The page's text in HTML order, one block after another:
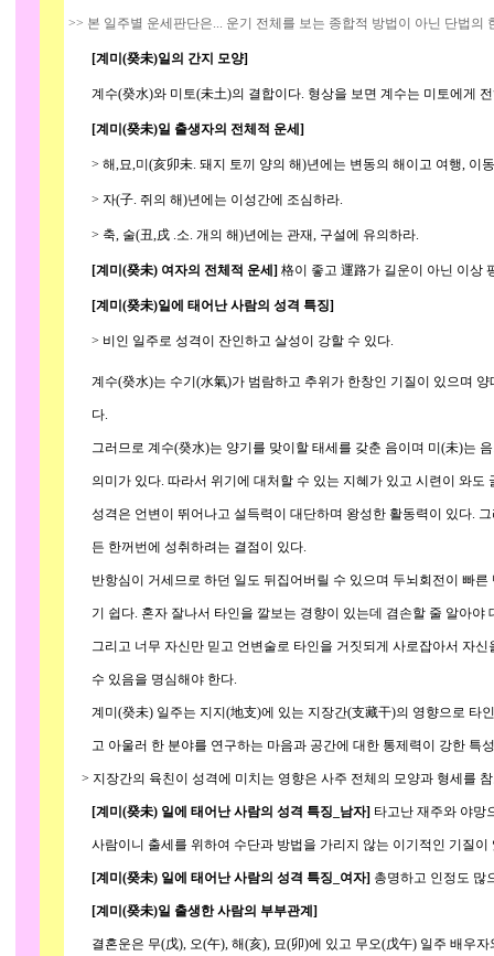
>> 본 일주별 운세판단은... 운기 전체를 보는 종합적 방법이 아닌 단법의
[계미(癸未)일의 간지 모양]
계수(癸水)와 미토(未土)의 결합이다. 형상을 보면 계수는 미토에게 전
[계미(癸未)일 출생자의 전체적 운세]
> 해,묘,미(亥卯未. 돼지 토끼 양의 해)년에는 변동의 해이고 여행, 이
> 자(子. 쥐의 해)년에는 이성간에 조심하라.
> 축, 술(丑,戌 .소. 개의 해)년에는 관재, 구설에 유의하라.
[계미(癸未) 여자의 전체적 운세] 格이 좋고 運路가 길운이 아닌 이상
[계미(癸未)일에 태어난 사람의 성격 특징]
> 비인 일주로 성격이 잔인하고 살성이 강할 수 있다.
계수(癸水)는 수기(水氣)가 범람하고 추위가 한창인 기질이 있으며 양
다.
그러므로 계수(癸水)는 양기를 맞이할 태세를 갖춘 음이며 미(未)는
의미가 있다. 따라서 위기에 대처할 수 있는 지혜가 있고 시련이 와도
성격은 언변이 뛰어나고 설득력이 대단하며 왕성한 활동력이 있다. 그
든 한꺼번에 성취하려는 결점이 있다.
반항심이 거세므로 하던 일도 뒤집어버릴 수 있으며 두뇌회전이 빠른
기 쉽다. 혼자 잘나서 타인을 깔보는 경향이 있는데 겸손할 줄 알아야
그리고 너무 자신만 믿고 언변술로 타인을 거짓되게 사로잡아서 자신
수 있음을 명심해야 한다.
계미(癸未) 일주는 지지(地支)에 있는 지장간(支藏干)의 영향으로 타
고 아울러 한 분야를 연구하는 마음과 공간에 대한 통제력이 강한 특
> 지장간의 육친이 성격에 미치는 영향은 사주 전체의 모양과 형세를
[계미(癸未) 일에 태어난 사람의 성격 특징_남자] 타고난 재주와 야망
사람이니 출세를 위하여 수단과 방법을 가리지 않는 이기적인 기질이
[계미(癸未) 일에 태어난 사람의 성격 특징_여자] 총명하고 인정도 많
[계미(癸未)일 출생한 사람의 부부관계]
결혼운은 무(戊), 오(午), 해(亥), 묘(卯)에 있고 무오(戊午) 일주 배우자